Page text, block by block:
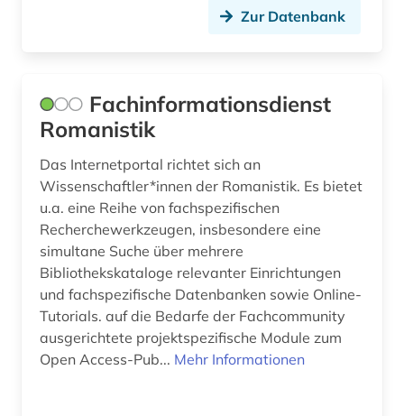
Zur Datenbank
Fachinformationsdienst
Romanistik
Das Internetportal richtet sich an
Wissenschaftler*innen der Romanistik. Es bietet
u.a. eine Reihe von fachspezifischen
Recherchewerkzeugen, insbesondere eine
simultane Suche über mehrere
Bibliothekskataloge relevanter Einrichtungen
und fachspezifische Datenbanken sowie Online-
Tutorials. auf die Bedarfe der Fachcommunity
ausgerichtete projektspezifische Module zum
Open Access-Pub... Mehr Informationen